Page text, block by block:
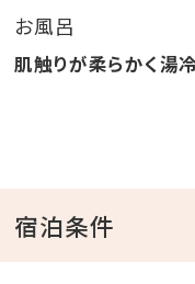
お風呂
肌触りが柔らかく湯
宿泊条件